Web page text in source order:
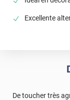
Excellente
De toucher très